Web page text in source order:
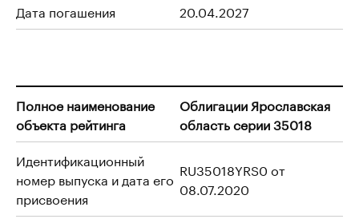
Дата погашения
20.04.2027
Полное наименование
объекта рейтинга
Облигации Ярославская
область серии 35018
Идентификационный
номер выпуска и дата его
присвоения
RU35018YRS0 от
08.07.2020